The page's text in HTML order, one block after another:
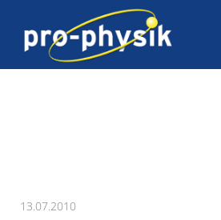
13.07.2010